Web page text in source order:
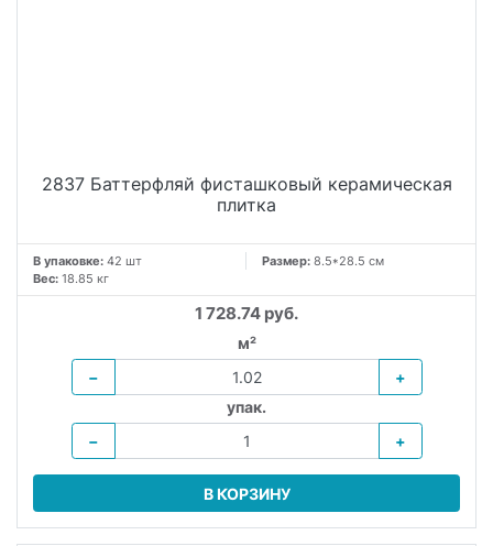
2837 Баттерфляй фисташковый керамическая
плитка
В упаковке: 42 шт Размер: 8.5*28.5 см
Вес: 18.85 кг
1 728.74 руб.
м²
−
+
упак.
−
+
В КОРЗИНУ